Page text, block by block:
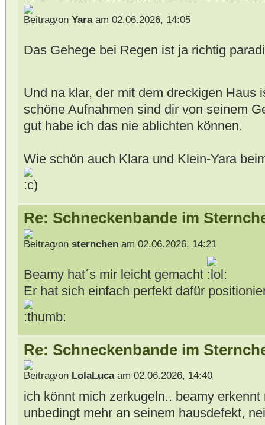
von Yaraam 02.06.2026, 14:05
Das Gehege bei Regen ist ja richtig
Und na klar, der mit dem dreckigen Haus
schöne Aufnahmen sind dir von seinem
gut habe ich das nie ablichten können.
Wie schön auch Klara und Klein-Yara
Re: Schneckenbande im
von sternchenam 02.06.2026, 14:21
Beamy hat´s mir leicht gemacht
Er hat sich einfach perfekt dafür
Re: Schneckenbande im
von LolaLucaam 02.06.2026, 14:40
ich könnt mich zerkugeln.. beamy
unbedingt mehr an seinem hausdefekt,